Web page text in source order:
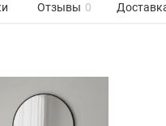
Отзывы 0